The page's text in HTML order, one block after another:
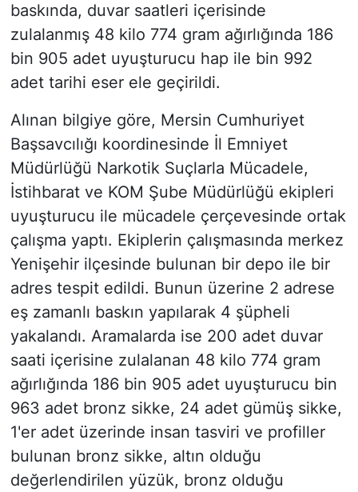
baskında, duvar saatleri içerisinde
zulalanmış 48 kilo 774 gram ağırlığında 186
bin 905 adet uyuşturucu hap ile bin 992
adet tarihi eser ele geçirildi.
Alınan bilgiye göre, Mersin Cumhuriyet
Başsavcılığı koordinesinde İl Emniyet
Müdürlüğü Narkotik Suçlarla Mücadele,
İstihbarat ve KOM Şube Müdürlüğü ekipleri
uyuşturucu ile mücadele çerçevesinde ortak
çalışma yaptı. Ekiplerin çalışmasında merkez
Yenişehir ilçesinde bulunan bir depo ile bir
adres tespit edildi. Bunun üzerine 2 adrese
eş zamanlı baskın yapılarak 4 şüpheli
yakalandı. Aramalarda ise 200 adet duvar
saati içerisine zulalanan 48 kilo 774 gram
ağırlığında 186 bin 905 adet uyuşturucu bin
963 adet bronz sikke, 24 adet gümüş sikke,
1'er adet üzerinde insan tasviri ve profiller
bulunan bronz sikke, altın olduğu
değerlendirilen yüzük, bronz olduğu